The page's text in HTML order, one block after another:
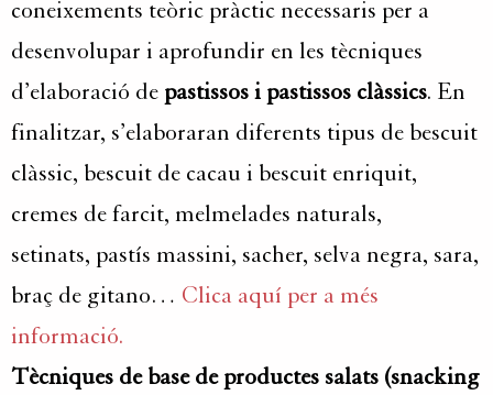
coneixements teòric pràctic necessaris per a
desenvolupar i aprofundir en les tècniques
d’elaboració de pastissos i pastissos clàssics. En
finalitzar, s’elaboraran diferents tipus de bescuit
clàssic, bescuit de cacau i bescuit enriquit,
cremes de farcit, melmelades naturals,
setinats, pastís massini, sacher, selva negra, sara,
braç de gitano… Clica aquí per a més
informació.
Tècniques de base de productes salats (snacking